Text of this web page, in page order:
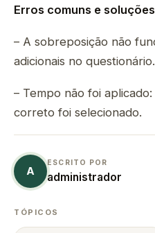
Erros comuns e soluções
– A sobreposição não
adicionais no questionário.
– Tempo não foi
correto foi selecionado.
A
ESCRITO POR
administrador
TÓPICOS